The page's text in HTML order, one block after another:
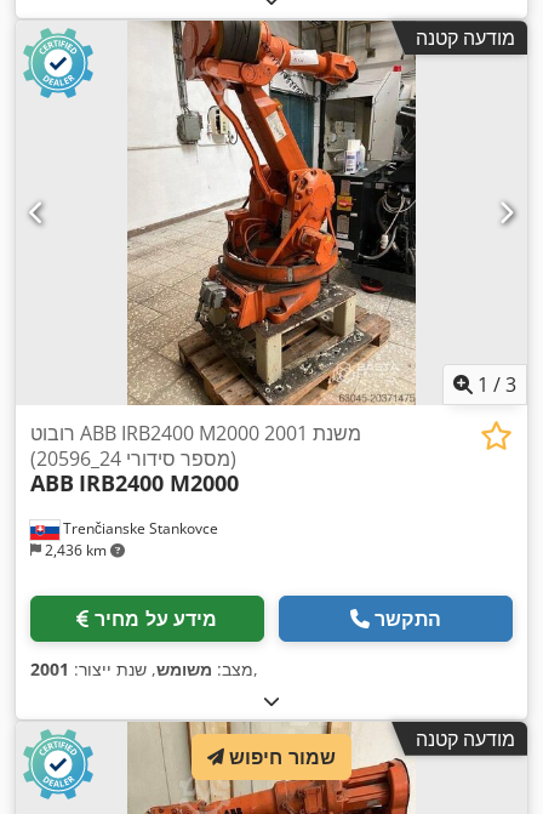
מודעה קטנה
1 /3
Trenčianske Stankovce
2,436 km
רובוט ABB IRB2400 M2000 משנת 2001
(מספר סידורי 24_20596)
ABB IRB2400 M2000
מידע על מחיר התקשר
מצב: משומש, שנת ייצור: 2001 ,
מודעה קטנה
שמור חיפוש